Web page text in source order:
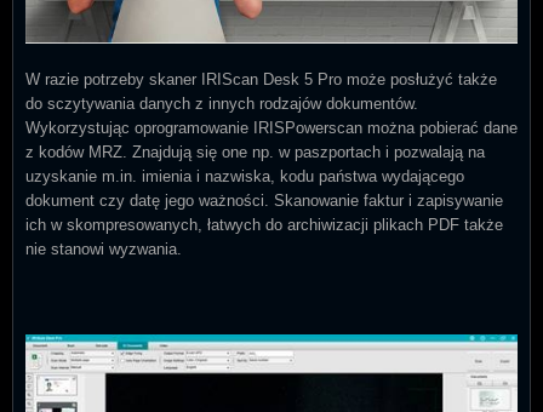
W razie potrzeby skaner IRIScan Desk 5 Pro może posłużyć także
do sczytywania danych z innych rodzajów dokumentów.
Wykorzystując oprogramowanie IRISPowerscan można pobierać dane
z kodów MRZ. Znajdują się one np. w paszportach i pozwalają na
uzyskanie m.in. imienia i nazwiska, kodu państwa wydającego
dokument czy datę jego ważności. Skanowanie faktur i zapisywanie
ich w skompresowanych, łatwych do archiwizacji plikach PDF także
nie stanowi wyzwania.